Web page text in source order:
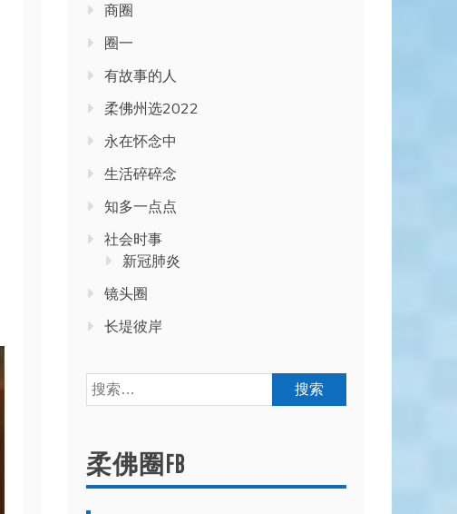
商圈
圈一
有故事的人
柔佛州选2022
永在怀念中
生活碎碎念
知多一点点
社会时事
新冠肺炎
镜头圈
长堤彼岸
搜
索：
柔佛圈FB